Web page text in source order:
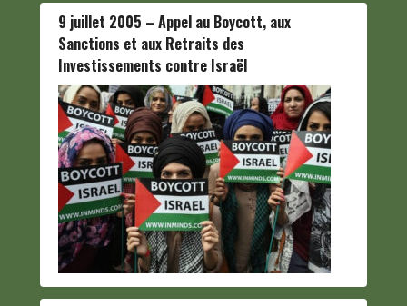
9 juillet 2005 – Appel au Boycott, aux
Sanctions et aux Retraits des
Investissements contre Israël